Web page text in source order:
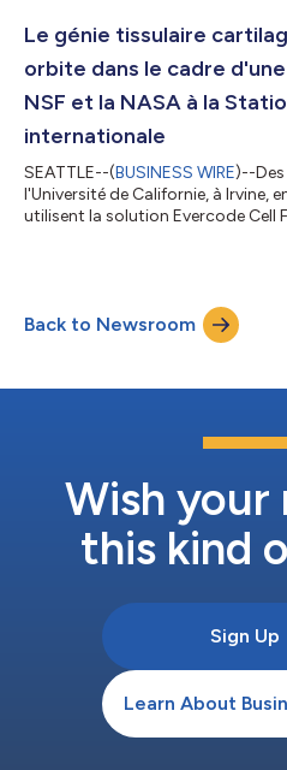
l'ensemble de la région Asie-
l'une des...
Le génie tissulaire
orbite dans le cadre
NSF et la NASA à la
internationale
SEATTLE--(BUSINESS WIRE)--Des
l'Université de Californie, à Irvine,
utilisent la solution Evercode Cell
subvention financée par la
et dirigée par les Drs Wendy
Back to Newsroom
Wish your
this kind
Sign Up
Learn About